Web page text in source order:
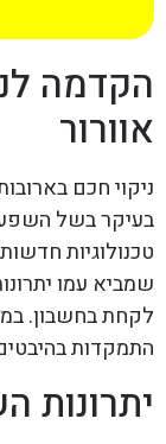
הקדמה
אוורור
ניקוי חכם
בעיקר בשל
טכנולוגיות
שמביא עמו
לקחת בחשבון.
התמקדות
יתרונות